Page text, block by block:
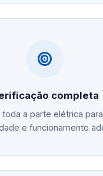
completa
toda a parte elétrica
e funcionamento